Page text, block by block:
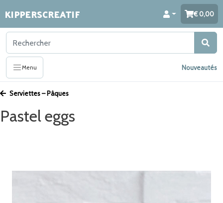
KIPPERSCREATIF 0,00
Menu Nouveautés
Serviettes – Pâques
Pastel eggs